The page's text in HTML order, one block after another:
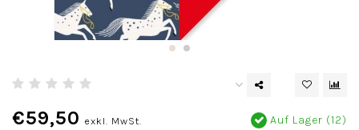
€59,50 exkl. MwSt. Auf Lager (12)